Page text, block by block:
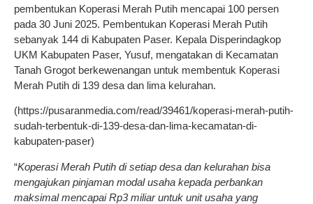
pembentukan Koperasi Merah Putih mencapai 100 persen
pada 30 Juni 2025. Pembentukan Koperasi Merah Putih
sebanyak 144 di Kabupaten Paser. Kepala Disperindagkop
UKM Kabupaten Paser, Yusuf, mengatakan di Kecamatan
Tanah Grogot berkewenangan untuk membentuk Koperasi
Merah Putih di 139 desa dan lima kelurahan.
(https://pusaranmedia.com/read/39461/koperasi-merah-putih-
sudah-terbentuk-di-139-desa-dan-lima-kecamatan-di-
kabupaten-paser)
“Koperasi Merah Putih di setiap desa dan kelurahan bisa
mengajukan pinjaman modal usaha kepada perbankan
maksimal mencapai Rp3 miliar untuk unit usaha yang